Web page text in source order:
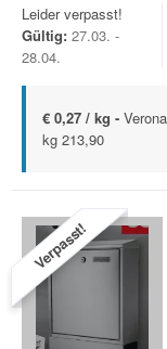
Leider verpasst!
Gültig: 27.03. -
28.04.
€ 0,27 / kg -
kg 213,90
Verpasst!